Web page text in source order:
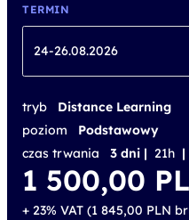
TERMIN
24-26.08.2026
tryb
Distance Learning
poziom
Podstawowy
czas trwania
3 dni | 21h |
Pierwotna
cena
wynosiła:
1 500,00
Aktualna
cena
wynosi:
+ 23% VAT (1 845,00 PLN